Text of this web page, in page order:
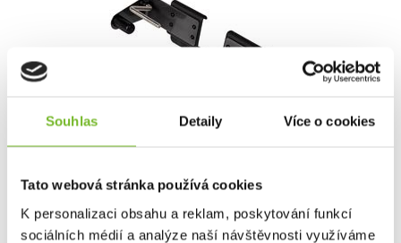
Souhlas Detaily Více o cookies
Tato webová stránka používá cookies
K personalizaci obsahu a reklam, poskytování funkcí
sociálních médií a analýze naší návštěvnosti využíváme
Držák papíru Traeger P.A.L. Už žádné pobíhání mezi
grilem a ...